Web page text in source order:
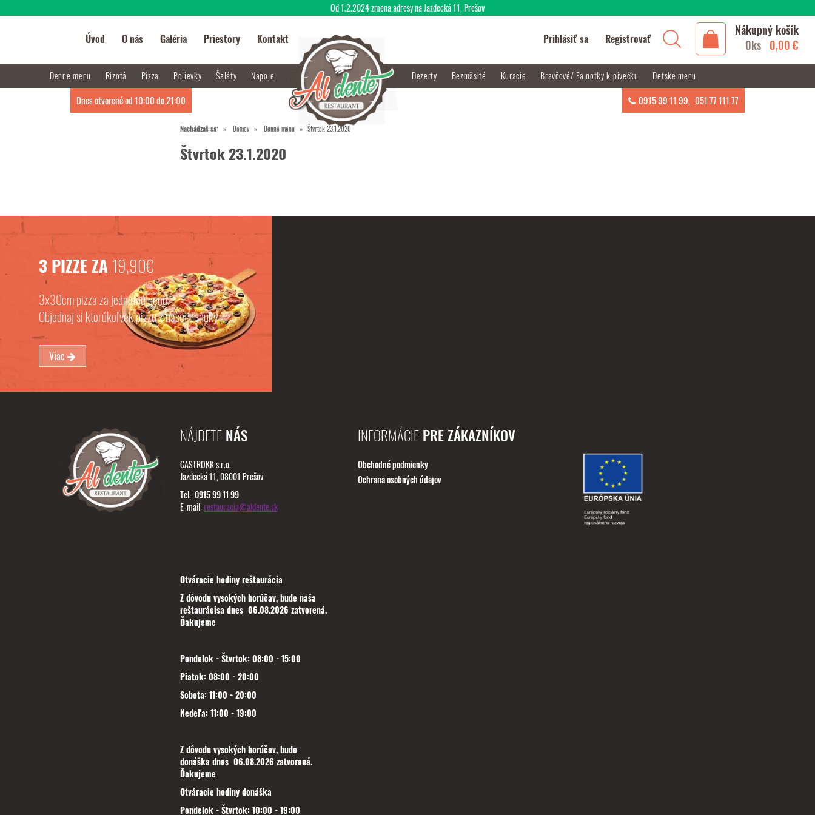
Nachádzaš sa: Domov Denné menu Štvrtok 23.1.2020
Štvrtok 23.1.2020
3 PIZZE ZA 19,90€
3x30cm pizza za jednotnú cenu.
Objednaj si ktorúkoľvek pizzu z našej ponuky
Viac
NÁJDETE NÁS
GASTROKK s.r.o.
Jazdecká 11, 08001 Prešov
Tel.:0915 99 11 99
E-mail:restauracia@aldente.sk
Otváracie hodiny reštaurácia
Z dôvodu vysokých horúčav, bude naša
reštaurácisa dnes 06.08.2026 zatvorená.
Ďakujeme
Pondelok - Štvrtok: 08:00 - 15:00
Piatok: 08:00 - 20:00
Sobota: 11:00 - 20:00
Nedeľa: 11:00 - 19:00
Z dôvodu vysokých horúčav, bude
donáška dnes 06.08.2026 zatvorená.
Ďakujeme
Otváracie hodiny donáška
Pondelok - Štvrtok: 10:00 - 19:00
INFORMÁCIEPRE ZÁKAZNÍKOV
Obchodné podmienky
Ochrana osobných údajov
Úvod O nás Galéria Priestory Kontakt Prihlásiť sa Registrovať
Nákupný košík
0ks 0,00 €
Denné menu Rizotá Pizza Polievky Šaláty Nápoje Dezerty Bezmäsité Kuracie Bravčové/ Fajnotky k pivečku Detské menu
Dnes otvorené od 10:00 do 21:00 0915 99 11 99, 051 77 111 77
Od 1.2.2024 zmena adresy na Jazdecká 11, Prešov